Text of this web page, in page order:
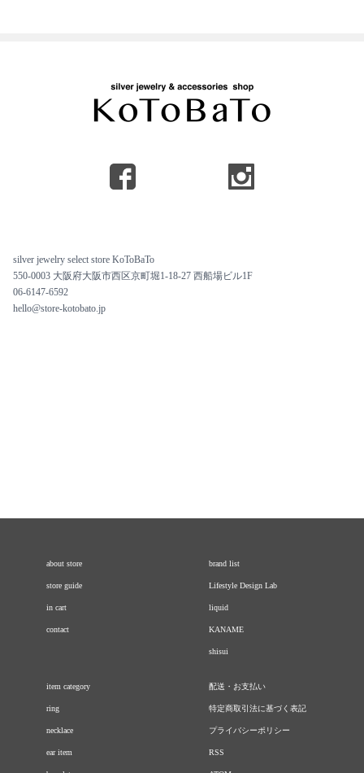
silver jewelry select store KoToBaTo
550-0003 大阪府大阪市西区京町堀1-18-27 西船場ビル1F
06-6147-6592
hello@store-kotobato.jp
about store
store guide
in cart
contact
brand list
Lifestyle Design Lab
liquid
KANAME
shisui
item category
ring
necklace
ear item
配送・お支払い
特定商取引法に基づく表記
プライバシーポリシー
RSS